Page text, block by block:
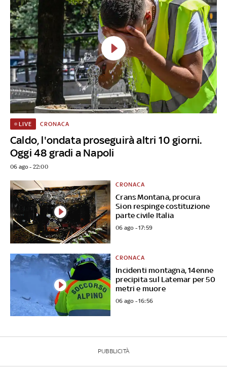
Caldo, l'ondata proseguirà altri 10 giorni.
Oggi 48 gradi a Napoli
LIVE CRONACA
06 ago - 22:00
Crans Montana, procura
Sion respinge costituzione
parte civile Italia
CRONACA
06 ago - 17:59
Incidenti montagna, 14enne
precipita sul Latemar per 50
metri e muore
CRONACA
06 ago - 16:56
PUBBLICITÀ